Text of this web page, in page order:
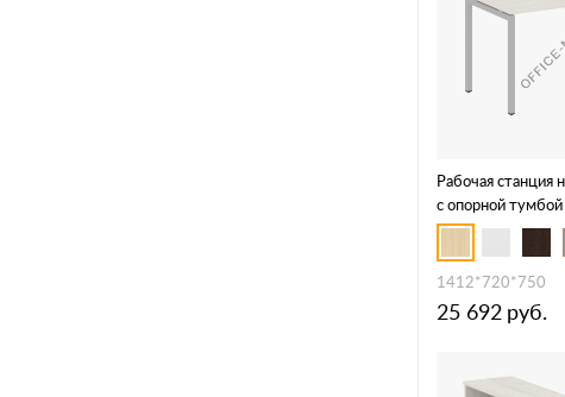
Рабочая
с опорной
-1.1
1412*720*750
25 692 руб.